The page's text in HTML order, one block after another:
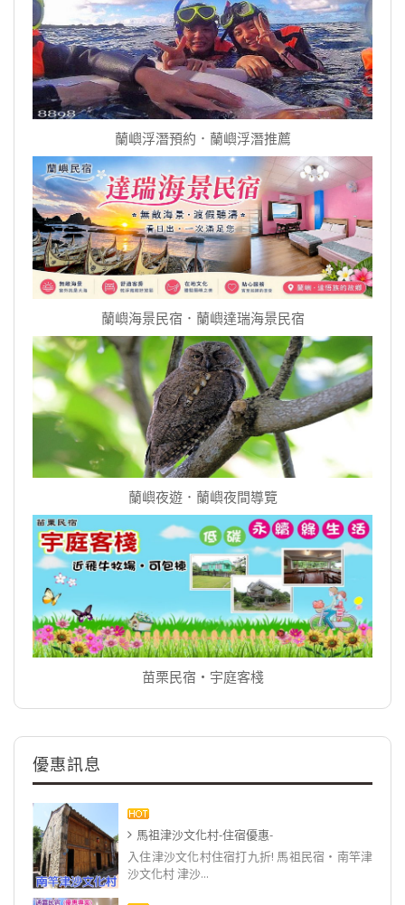
蘭嶼浮潛預約．蘭嶼浮潛推薦
蘭嶼海景民宿．蘭嶼達瑞海景民宿
蘭嶼夜遊．蘭嶼夜間導覽
苗栗民宿‧宇庭客棧
優惠訊息
馬祖津沙文化村-住宿優惠-
入住津沙文化村住宿打九折! 馬祖民宿‧南竿津
沙文化村 津沙...